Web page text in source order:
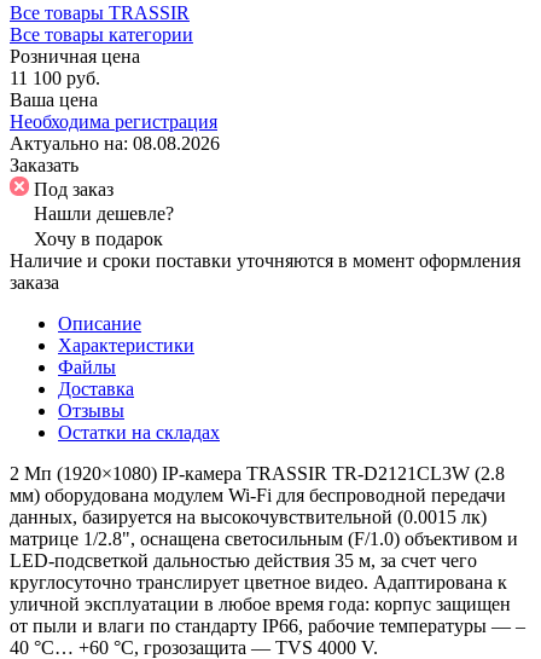
Все товары TRASSIR
Все товары категории
Розничная цена
11 100 руб.
Ваша цена
Необходима регистрация
Актуально на: 08.08.2026
Заказать
Под заказ
Нашли дешевле?
Хочу в подарок
Наличие и сроки поставки уточняются в момент оформления
заказа
Описание
Характеристики
Файлы
Доставка
Отзывы
Остатки на складах
2 Мп (1920×1080) IP-камера TRASSIR TR-D2121CL3W (2.8
мм) оборудована модулем Wi-Fi для беспроводной передачи
данных, базируется на высокочувствительной (0.0015 лк)
матрице 1/2.8", оснащена светосильным (F/1.0) объективом и
LED-подсветкой дальностью действия 35 м, за счет чего
круглосуточно транслирует цветное видео. Адаптирована к
уличной эксплуатации в любое время года: корпус защищен
от пыли и влаги по стандарту IP66, рабочие температуры — –
40 °C… +60 °C, грозозащита — TVS 4000 V.